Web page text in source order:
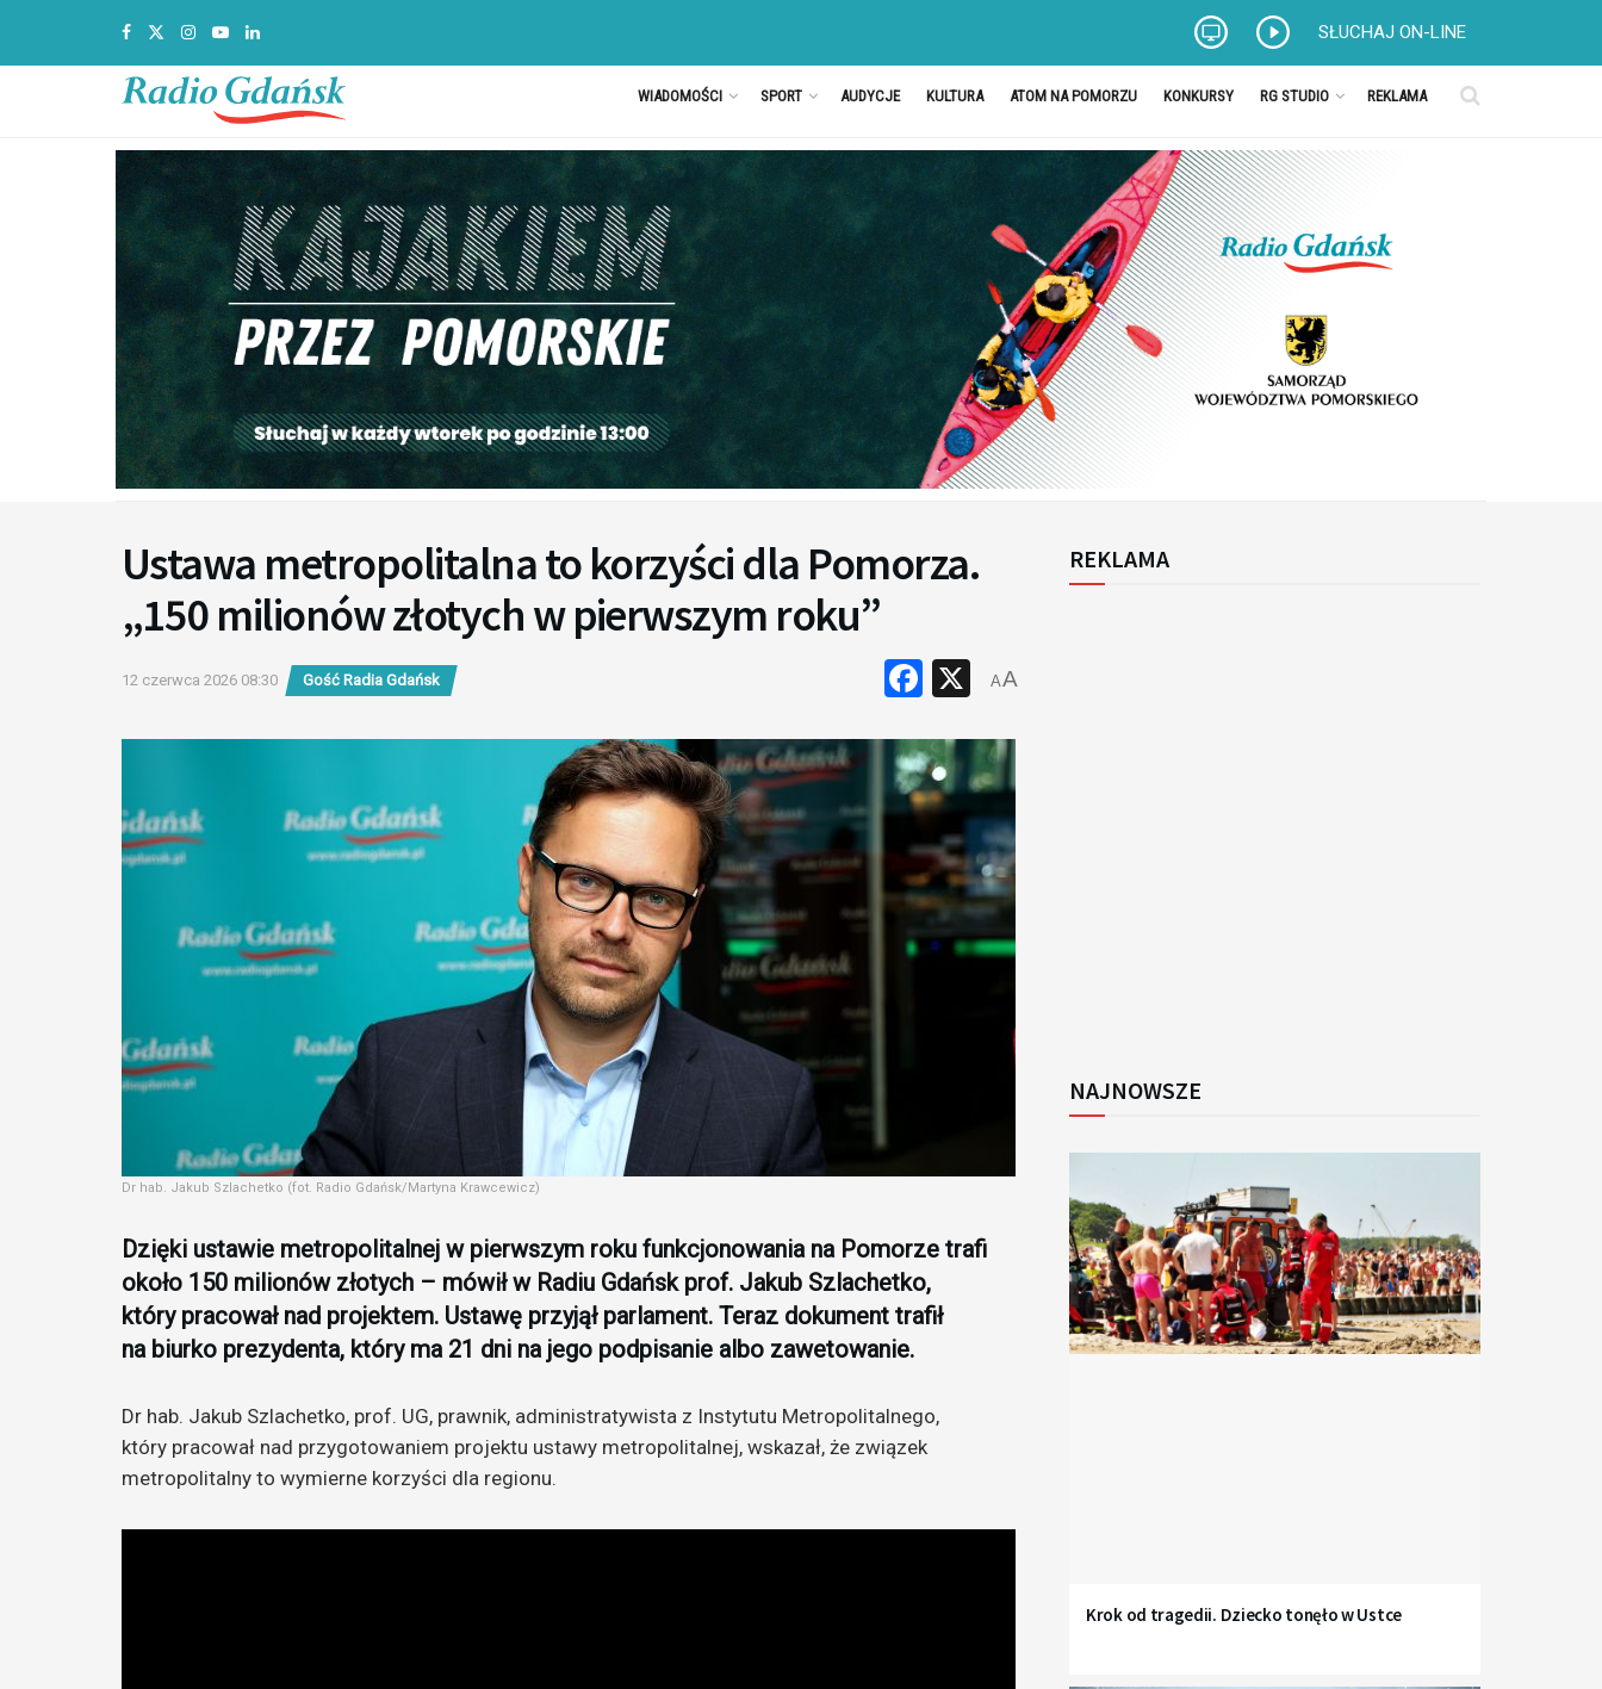
SŁUCHAJ ON-LINE
WIADOMOŚCI SPORT AUDYCJE KULTURA ATOM NA POMORZU KONKURSY RG STUDIO REKLAMA
Ustawa metropolitalna to korzyści dla Pomorza.
„150 milionów złotych w pierwszym roku”
12 czerwca 2026 08:30 Gość Radia Gdańsk Facebook
X
AA
Dr hab. Jakub Szlachetko (fot. Radio Gdańsk/Martyna Krawcewicz)
Dzięki ustawie metropolitalnej w pierwszym roku funkcjonowania na Pomorze trafi
około 150 milionów złotych – mówił w Radiu Gdańsk prof. Jakub Szlachetko,
który pracował nad projektem. Ustawę przyjął parlament. Teraz dokument trafił
na biurko prezydenta, który ma 21 dni na jego podpisanie albo zawetowanie.
Dr hab. Jakub Szlachetko, prof. UG, prawnik, administratywista z Instytutu Metropolitalnego,
który pracował nad przygotowaniem projektu ustawy metropolitalnej, wskazał, że związek
metropolitalny to wymierne korzyści dla regionu.
REKLAMA
NAJNOWSZE
Krok od tragedii. Dziecko tonęło w Ustce